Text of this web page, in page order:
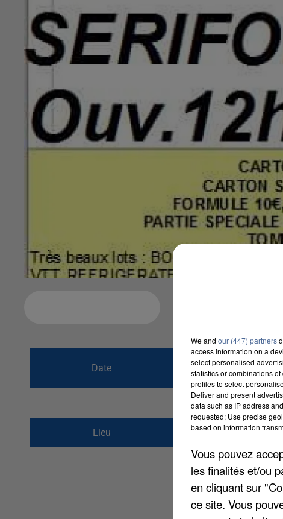
Date
du26 mars 2017 à
au26 mars 2017 à
Lieu
Rue Jules ferry
We and our (447) partners
access information on a
select personalised
statistics or combinations
profiles to select
Deliver and present
data such as IP address
requested; Use precise
based on information
Vous pouvez
les finalités et/ou
en cliquant sur
ce site. Vous